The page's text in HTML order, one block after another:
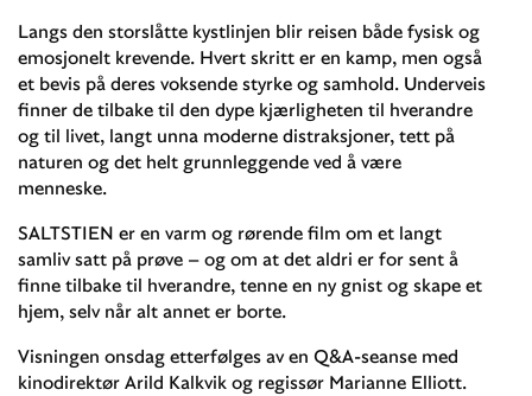
Langs den storslåtte kystlinjen blir reisen både fysisk og
emosjonelt krevende. Hvert skritt er en kamp, men også
et bevis på deres voksende styrke og samhold. Underveis
finner de tilbake til den dype kjærligheten til hverandre
og til livet, langt unna moderne distraksjoner, tett på
naturen og det helt grunnleggende ved å være
menneske.
SALTSTIEN er en varm og rørende film om et langt
samliv satt på prøve – og om at det aldri er for sent å
finne tilbake til hverandre, tenne en ny gnist og skape et
hjem, selv når alt annet er borte.
Visningen onsdag etterfølges av en Q&A-seanse med
kinodirektør Arild Kalkvik og regissør Marianne Elliott.